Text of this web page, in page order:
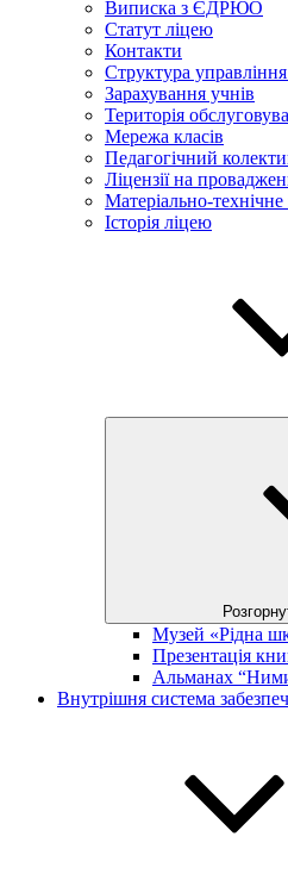
Виписка з ЄДРЮО
Статут ліцею
Контакти
Структура
Зарахування учнів
Територія
Мережа класів
Педагогічний
Ліцензії на
Матеріально-
Історія ліцею
Музей «Рідна
Презентація
Альманах
Внутрішня система